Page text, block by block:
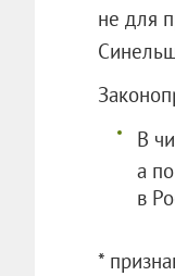
не для
В
а
в
*